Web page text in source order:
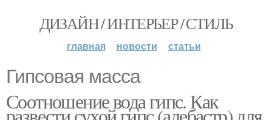
ДИЗАЙН / ИНТЕРЬЕР / СТИЛЬ
главная новости статьи
Гипсовая масса
Соотношение вода гипс. Как